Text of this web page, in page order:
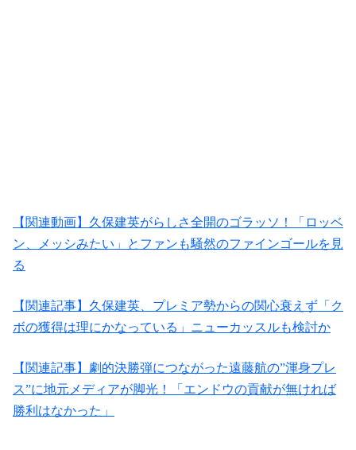
【関連動画】久保建英がらしさ全開のゴラッソ！「ロッベ
ン、メッシみたい」とファンも騒然のファインゴールを見
る
【関連記事】久保建英、プレミア勢からの関心衰えず「ク
ボの獲得は理にかなっている」ニューカッスルも検討か
【関連記事】劇的決勝弾につながった遠藤航の”渾身プレ
ス”に地元メディアが脚光！「エンドウの貢献が無ければ
勝利はなかった」